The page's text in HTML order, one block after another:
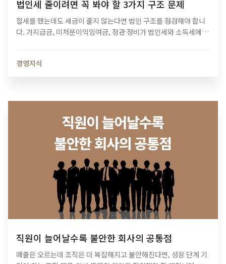
법인세 줄이려면 꼭 봐야 할 3가지 구조 문제
절세를 했는데도 세금이 줄지 않는다면 법인 구조를 점검해야 합니
다. 가지급금, 미처분이익잉여금, 정관 정비가 법인세와 소득세에 미
경영지식
직원이 늘어날수록 불안한 회사의 공통점
매출은 오르는데 조직은 더 복잡해지고 불안해진다면, 성장 단계 기